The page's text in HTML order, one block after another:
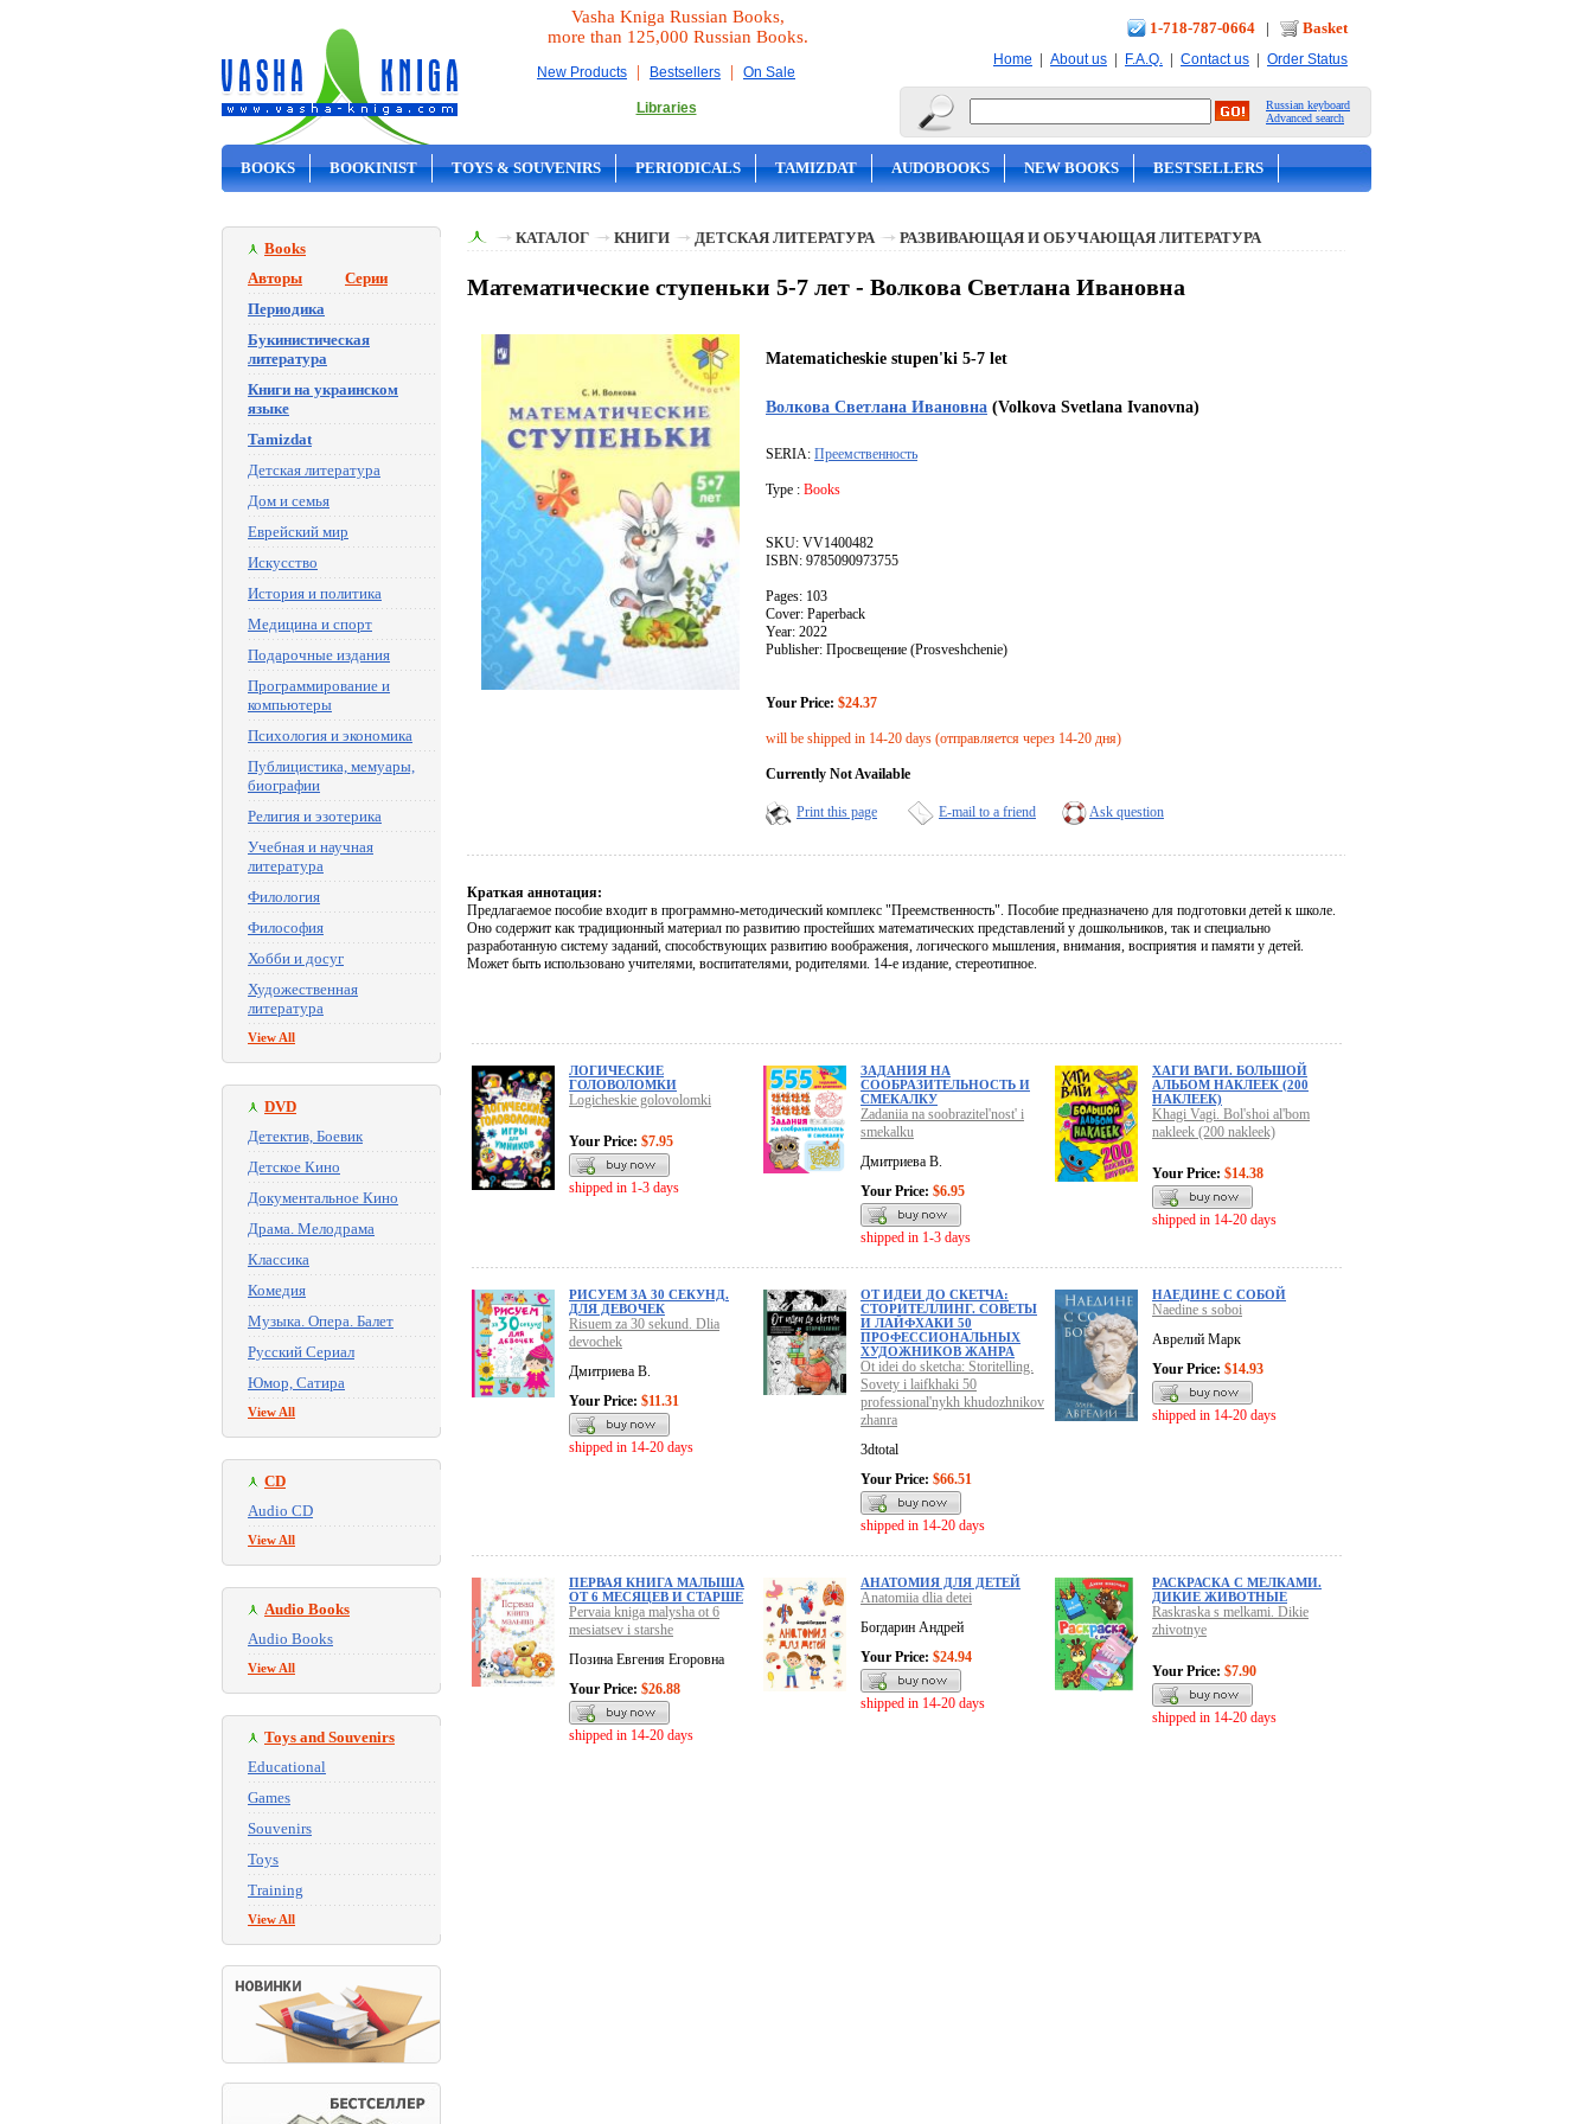
Vasha Kniga Russian Books,
more than 125,000 Russian Books.
New Products | Bestsellers | On Sale
Libraries
1-718-787-0664 | Basket
Home | About us | F.A.Q. | Contact us | Order Status
Russian keyboard
Advanced search
BOOKS BOOKINIST TOYS & SOUVENIRS PERIODICALS TAMIZDAT AUDOBOOKS NEW BOOKS BESTSELLERS
Books
Авторы
Серии
Периодика
Букинистическая
литература
Книги на украинском
языке
Tamizdat
Детская литература
Дом и семья
Еврейский мир
Искусство
История и политика
Медицина и спорт
Подарочные издания
Программирование и
компьютеры
Психология и экономика
Публицистика, мемуары,
биографии
Религия и эзотерика
Учебная и научная
литература
Филология
Философия
Хобби и досуг
Художественная
литература
View All
DVD
Детектив, Боевик
Детское Кино
Документальное Кино
Драма. Мелодрама
Классика
Комедия
Музыка. Опера. Балет
Русский Сериал
Юмор, Сатира
View All
CD
Audio CD
View All
Audio Books
Audio Books
View All
Toys and Souvenirs
Educational
Games
Souvenirs
Toys
Training
View All
КАТАЛОГ КНИГИ ДЕТСКАЯ ЛИТЕРАТУРА РАЗВИВАЮЩАЯ И ОБУЧАЮЩАЯ ЛИТЕРАТУРА
Математические ступеньки 5-7 лет - Волкова Светлана Ивановна
Matematicheskie stupen'ki 5-7 let
Волкова Светлана Ивановна (Volkova Svetlana Ivanovna)
SERIA: Преемственность
Type : Books
SKU: VV1400482
ISBN: 9785090973755
Pages: 103
Cover: Paperback
Year: 2022
Publisher: Просвещение (Prosveshchenie)
Your Price: $24.37
will be shipped in 14-20 days (отправляется через 14-20 дня)
Currently Not Available
Print this page E-mail to a friend Ask question
Краткая аннотация:
Предлагаемое пособие входит в программно-методический комплекс "Преемственность". Пособие предназначено для подготовки детей к школе.
Оно содержит как традиционный материал по развитию простейших математических представлений у дошкольников, так и специально
разработанную систему заданий, способствующих развитию воображения, логического мышления, внимания, восприятия и памяти у детей.
Может быть использовано учителями, воспитателями, родителями. 14-е издание, стереотипное.
ЛОГИЧЕСКИЕ
ГОЛОВОЛОМКИ
Logicheskie golovolomki
Your Price: $7.95
shipped in 1-3 days
ЗАДАНИЯ НА
СООБРАЗИТЕЛЬНОСТЬ И
СМЕКАЛКУ
Zadaniia na soobrazitel'nost' i
smekalku
Дмитриева В.
Your Price: $6.95
shipped in 1-3 days
ХАГИ ВАГИ. БОЛЬШОЙ
АЛЬБОМ НАКЛЕЕК (200
НАКЛЕЕК)
Khagi Vagi. Bol'shoi al'bom
nakleek (200 nakleek)
Your Price: $14.38
shipped in 14-20 days
РИСУЕМ ЗА 30 СЕКУНД.
ДЛЯ ДЕВОЧЕК
Risuem za 30 sekund. Dlia
devochek
Дмитриева В.
Your Price: $11.31
shipped in 14-20 days
ОТ ИДЕИ ДО СКЕТЧА:
СТОРИТЕЛЛИНГ. СОВЕТЫ
И ЛАЙФХАКИ 50
ПРОФЕССИОНАЛЬНЫХ
ХУДОЖНИКОВ ЖАНРА
Ot idei do sketcha: Storitelling.
Sovety i laifkhaki 50
professional'nykh khudozhnikov
zhanra
3dtotal
Your Price: $66.51
shipped in 14-20 days
НАЕДИНЕ С СОБОЙ
Naedine s soboi
Аврелий Марк
Your Price: $14.93
shipped in 14-20 days
ПЕРВАЯ КНИГА МАЛЫША
ОТ 6 МЕСЯЦЕВ И СТАРШЕ
Pervaia kniga malysha ot 6
mesiatsev i starshe
Позина Евгения Егоровна
Your Price: $26.88
shipped in 14-20 days
АНАТОМИЯ ДЛЯ ДЕТЕЙ
Anatomiia dlia detei
Богдарин Андрей
Your Price: $24.94
shipped in 14-20 days
РАСКРАСКА С МЕЛКАМИ.
ДИКИЕ ЖИВОТНЫЕ
Raskraska s melkami. Dikie
zhivotnye
Your Price: $7.90
shipped in 14-20 days